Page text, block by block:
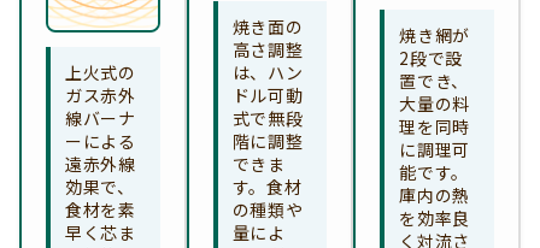
上火式の
ガス赤外
線バーナ
ーによる
遠赤外線
効果で、
食材を素
早く芯ま
焼き面の
高さ調整
は、ハン
ドル可動
式で無段
階に調整
できま
す。食材
の種類や
量によ
焼き網が
2段で設
置でき、
大量の料
理を同時
に調理可
能です。
庫内の熱
を効率良
く対流さ